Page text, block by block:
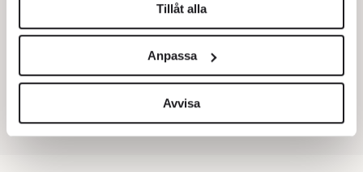
Vi använder enhetsidentifierare för att anpassa innehållet
för sociala medier och analysera vår trafik. Vi
vidarebefordrar även sådana identifierare och annan
information från din enhet till de sociala medier och
annons- och analysföretag som vi samarbetar med.
Dessa kan i sin tur kombinera informationen med annan
Tillåt alla
Anpassa
Avvisa